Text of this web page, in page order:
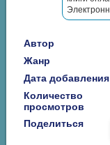
Автор
Жанр
Дата добавления
Количество
просмотров
Поделиться